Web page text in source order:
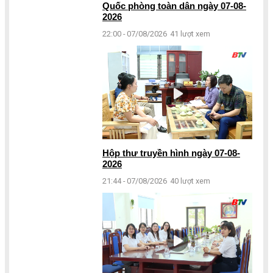
Quốc phòng toàn dân ngày 07-08-
2026
22:00 - 07/08/2026 41 lượt xem
Hộp thư truyền hình ngày 07-08-
2026
21:44 - 07/08/2026 40 lượt xem